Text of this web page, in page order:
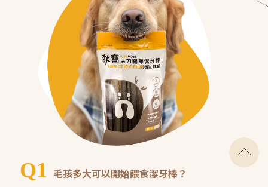
Q1 毛孩多大可以開始餵食潔牙棒？